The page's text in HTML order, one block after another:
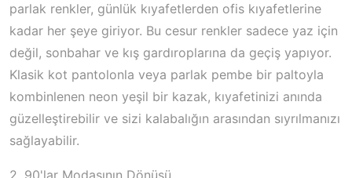
parlak renkler, günlük kıyafetlerden ofis kıyafetlerine
kadar her şeye giriyor. Bu cesur renkler sadece yaz için
değil, sonbahar ve kış gardıroplarına da geçiş yapıyor.
Klasik kot pantolonla veya parlak pembe bir paltoyla
kombinlenen neon yeşil bir kazak, kıyafetinizi anında
güzelleştirebilir ve sizi kalabalığın arasından sıyrılmanızı
sağlayabilir.
2. 90'lar Modasının Dönüşü